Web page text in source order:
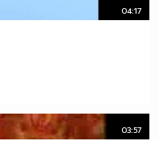
04:17
03:57